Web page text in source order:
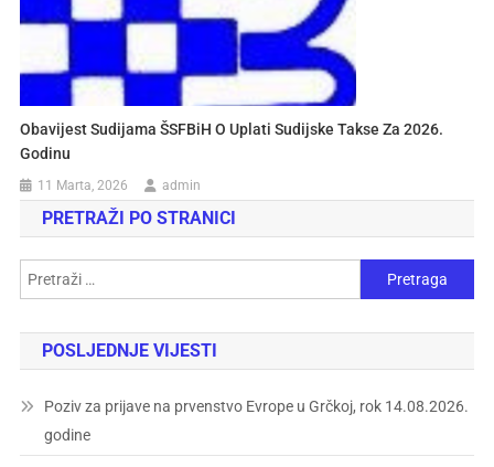
Obavijest Sudijama ŠSFBiH O Uplati Sudijske Takse Za 2026.
Godinu
11 Marta, 2026 admin
PRETRAŽI PO STRANICI
POSLJEDNJE VIJESTI
Poziv za prijave na prvenstvo Evrope u Grčkoj, rok 14.08.2026.
godine